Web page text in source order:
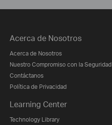
Acerca de Nosotros
Acerca de Nosotros
Nuestro Compromiso con la Seguridad
Contáctanos
Política de Privacidad
Learning Center
Technology Library